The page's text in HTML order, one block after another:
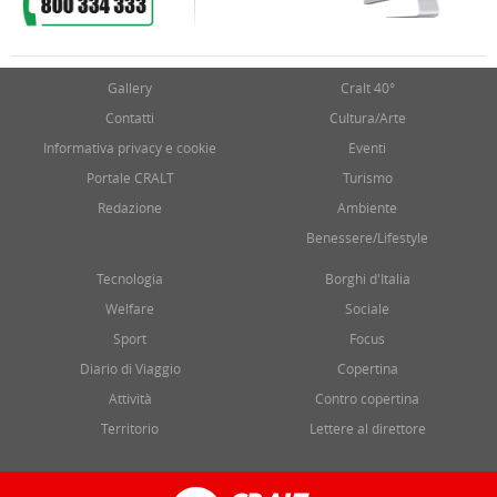
Gallery
Contatti
Informativa privacy e cookie
Portale CRALT
Redazione
Cralt 40°
Cultura/Arte
Eventi
Turismo
Ambiente
Benessere/Lifestyle
Tecnologia
Welfare
Sport
Diario di Viaggio
Attività
Territorio
Borghi d'Italia
Sociale
Focus
Copertina
Contro copertina
Lettere al direttore